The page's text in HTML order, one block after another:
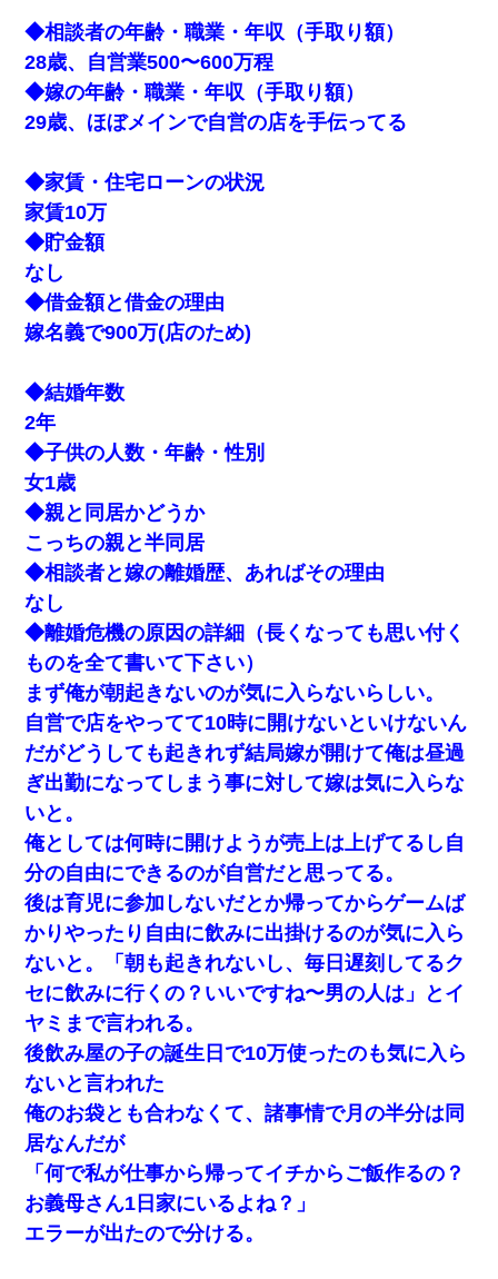
◆相談者の年齢・職業・年収（手取り額）
28歳、自営業500〜600万程
◆嫁の年齢・職業・年収（手取り額）
29歳、ほぼメインで自営の店を手伝ってる
◆家賃・住宅ローンの状況
家賃10万
◆貯金額
なし
◆借金額と借金の理由
嫁名義で900万(店のため)
◆結婚年数
2年
◆子供の人数・年齢・性別
女1歳
◆親と同居かどうか
こっちの親と半同居
◆相談者と嫁の離婚歴、あればその理由
なし
◆離婚危機の原因の詳細（長くなっても思い付く
ものを全て書いて下さい）
まず俺が朝起きないのが気に入らないらしい。
自営で店をやってて10時に開けないといけないん
だがどうしても起きれず結局嫁が開けて俺は昼過
ぎ出勤になってしまう事に対して嫁は気に入らな
いと。
俺としては何時に開けようが売上は上げてるし自
分の自由にできるのが自営だと思ってる。
後は育児に参加しないだとか帰ってからゲームば
かりやったり自由に飲みに出掛けるのが気に入ら
ないと。「朝も起きれないし、毎日遅刻してるク
セに飲みに行くの？いいですね〜男の人は」とイ
ヤミまで言われる。
後飲み屋の子の誕生日で10万使ったのも気に入ら
ないと言われた
俺のお袋とも合わなくて、諸事情で月の半分は同
居なんだが
「何で私が仕事から帰ってイチからご飯作るの？
お義母さん1日家にいるよね？」
エラーが出たので分ける。